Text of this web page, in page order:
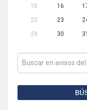
15
16
22
23
29
30 31